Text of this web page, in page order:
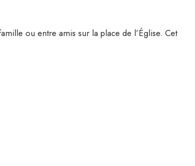
ou entre amis sur la place de l’Église. Cet